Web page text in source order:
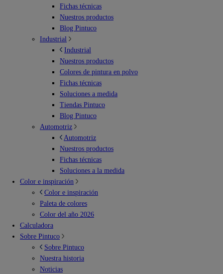
Fichas técnicas
Nuestros productos
Blog Pintuco
Industrial
Industrial
Nuestros productos
Colores de pintura en polvo
Fichas técnicas
Soluciones a medida
Tiendas Pintuco
Blog Pintuco
Automotriz
Automotriz
Nuestros productos
Fichas técnicas
Soluciones a la medida
Color e inspiración
Color e inspiración
Paleta de colores
Color del año 2026
Calculadora
Sobre Pintuco
Sobre Pintuco
Nuestra historia
Noticias